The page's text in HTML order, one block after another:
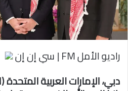
ت
ر
و
ن
ا راديو الأمل FM | سي إن إن